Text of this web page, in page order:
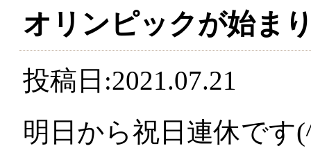
オリンピックが始ま
投稿日:2021.07.21
明日から祝日連休で